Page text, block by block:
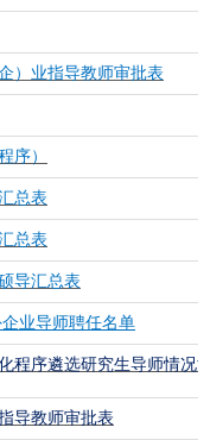
）业指导教师审批表
序）
总表
总表
导汇总表
业导师聘任名单
程序遴选研究生导师情况
导教师审批表